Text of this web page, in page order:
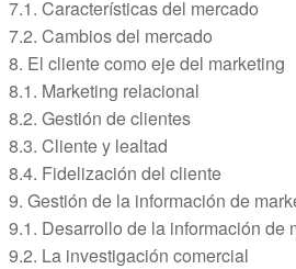
7.1. Características del mercado
7.2. Cambios del mercado
8. El cliente como eje del marketing
8.1. Marketing relacional
8.2. Gestión de clientes
8.3. Cliente y lealtad
8.4. Fidelización del cliente
9. Gestión de la información de
9.1. Desarrollo de la información de
9.2. La investigación comercial